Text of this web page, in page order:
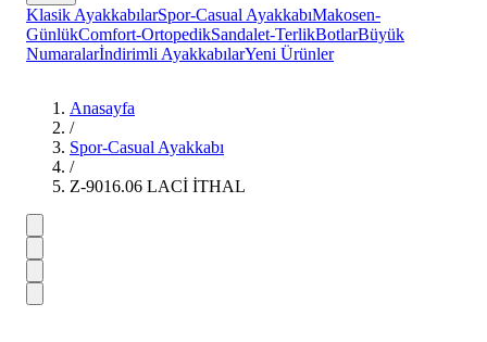
Klasik AyakkabılarSpor-Casual AyakkabıMakosen-
GünlükComfort-OrtopedikSandalet-TerlikBotlarBüyük
Numaralarİndirimli AyakkabılarYeni Ürünler
Anasayfa
/
Spor-Casual Ayakkabı
/
Z-9016.06 LACİ İTHAL